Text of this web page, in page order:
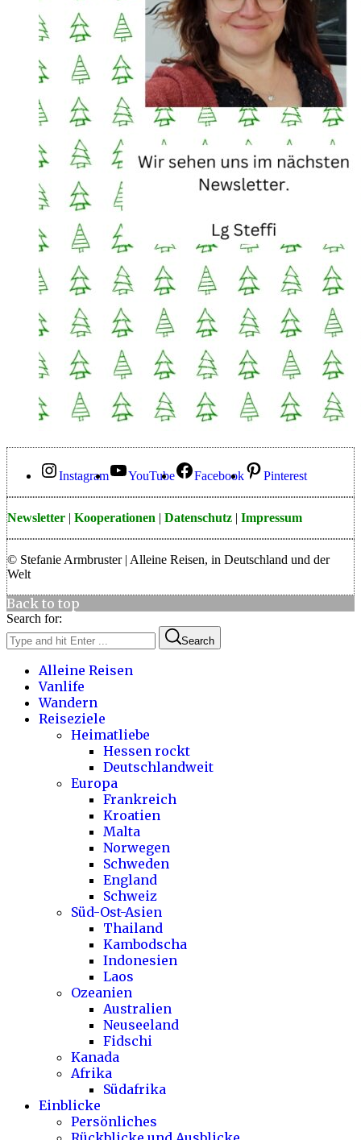
Instagram YouTube Facebook Pinterest
Newsletter | Kooperationen | Datenschutz | Impressum
© Stefanie Armbruster | Alleine Reisen, in Deutschland und der
Welt
Back to top
Search for:
Search
Alleine Reisen
Vanlife
Wandern
Reiseziele
Heimatliebe
Hessen rockt
Deutschlandweit
Europa
Frankreich
Kroatien
Malta
Norwegen
Schweden
England
Schweiz
Süd-Ost-Asien
Thailand
Kambodscha
Indonesien
Laos
Ozeanien
Australien
Neuseeland
Fidschi
Kanada
Afrika
Südafrika
Einblicke
Persönliches